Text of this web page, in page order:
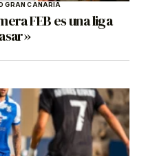
GRAN CANARIA
FEB es una liga